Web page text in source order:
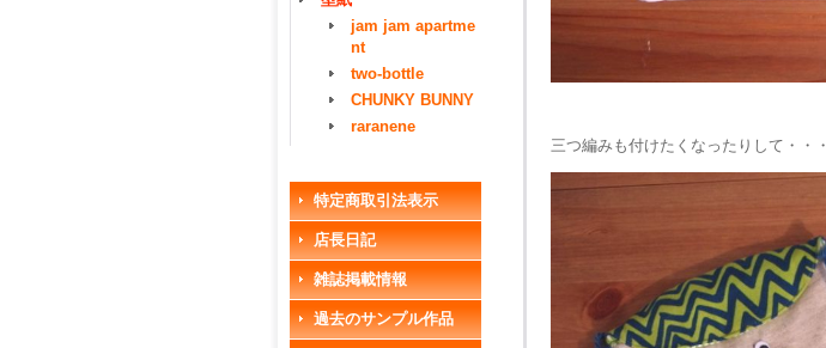
jam jam apartme
nt
two-bottle
CHUNKY BUNNY
raranene
特定商取引法表示
店長日記
雑誌掲載情報
過去のサンプル作品
三つ編みも付けたくなったりして・・・